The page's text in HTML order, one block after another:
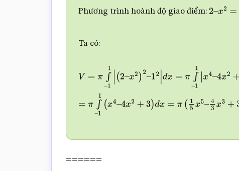
Phương trình hoành độ giao điểm: 2– x2 =1
Ta có:
–
3 d 43 –11 15
======